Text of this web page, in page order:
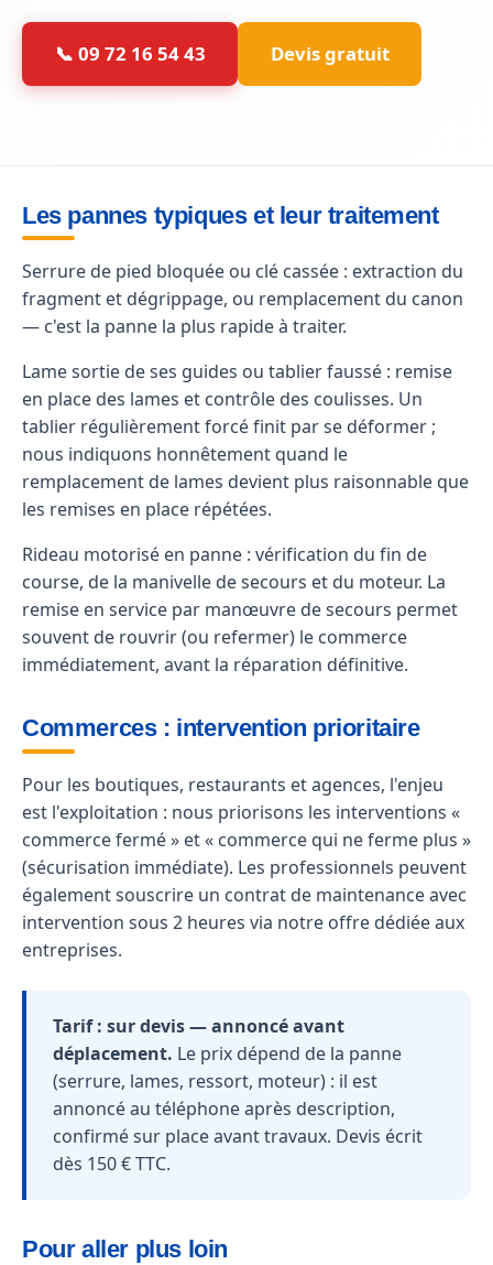
📞 09 72 16 54 43 Devis gratuit
Les pannes typiques et leur traitement
Serrure de pied bloquée ou clé cassée : extraction du
fragment et dégrippage, ou remplacement du canon
— c'est la panne la plus rapide à traiter.
Lame sortie de ses guides ou tablier faussé : remise
en place des lames et contrôle des coulisses. Un
tablier régulièrement forcé finit par se déformer ;
nous indiquons honnêtement quand le
remplacement de lames devient plus raisonnable que
les remises en place répétées.
Rideau motorisé en panne : vérification du fin de
course, de la manivelle de secours et du moteur. La
remise en service par manœuvre de secours permet
souvent de rouvrir (ou refermer) le commerce
immédiatement, avant la réparation définitive.
Commerces : intervention prioritaire
Pour les boutiques, restaurants et agences, l'enjeu
est l'exploitation : nous priorisons les interventions «
commerce fermé » et « commerce qui ne ferme plus »
(sécurisation immédiate). Les professionnels peuvent
également souscrire un contrat de maintenance avec
intervention sous 2 heures via notre offre dédiée aux
entreprises.
Tarif : sur devis — annoncé avant
déplacement. Le prix dépend de la panne
(serrure, lames, ressort, moteur) : il est
annoncé au téléphone après description,
confirmé sur place avant travaux. Devis écrit
dès 150 € TTC.
Pour aller plus loin